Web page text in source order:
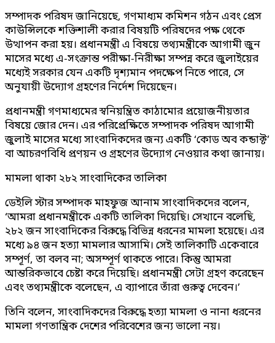
সম্পাদক পরিষদ জানিয়েছে, গণমাধ্যম কমিশন গঠন এবং প্রেস
কাউন্সিলকে শক্তিশালী করার বিষয়টি পরিষদের পক্ষ থেকে
উত্থাপন করা হয়। প্রধানমন্ত্রী এ বিষয়ে তথ্যমন্ত্রীকে আগামী জুন
মাসের মধ্যে এ-সংক্রান্ত পরীক্ষা-নিরীক্ষা সম্পন্ন করে জুলাইয়ের
মধ্যেই সরকার যেন একটি দৃশ্যমান পদক্ষেপ নিতে পারে, সে
অনুযায়ী উদ্যোগ গ্রহণের নির্দেশ দিয়েছেন।
প্রধানমন্ত্রী গণমাধ্যমের স্বনিয়ন্ত্রিত কাঠামোর প্রয়োজনীয়তার
বিষয়ে জোর দেন। এর পরিপ্রেক্ষিতে সম্পাদক পরিষদ আগামী
জুলাই মাসের মধ্যে সাংবাদিকদের জন্য একটি ‘কোড অব কন্ডাক্ট’
বা আচরণবিধি প্রণয়ন ও গ্রহণের উদ্যোগ নেওয়ার কথা জানায়।
মামলা থাকা ২৮২ সাংবাদিকের তালিকা
ডেইলি স্টার সম্পাদক মাহফুজ আনাম সাংবাদিকদের বলেন,
‘আমরা প্রধানমন্ত্রীকে একটি তালিকা দিয়েছি। সেখানে বলেছি,
২৮২ জন সাংবাদিকের বিরুদ্ধে বিভিন্ন ধরনের মামলা হয়েছে। এর
মধ্যে ৯৪ জন হত্যা মামলার আসামি। সেই তালিকাটি একেবারে
সম্পূর্ণ, তা বলব না; অসম্পূর্ণ থাকতে পারে। কিন্তু আমরা
আন্তরিকভাবে চেষ্টা করে দিয়েছি। প্রধানমন্ত্রী সেটা গ্রহণ করেছেন
এবং তথ্যমন্ত্রীকে বলেছেন, এ ব্যাপারে তাঁরা গুরুত্ব দেবেন।’
তিনি বলেন, সাংবাদিকদের বিরুদ্ধে হত্যা মামলা ও নানা ধরনের
মামলা গণতান্ত্রিক দেশের পরিবেশের জন্য ভালো নয়।